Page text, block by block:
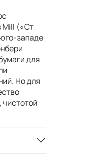
Mill («Ст
западе
для
Но для
чистотой